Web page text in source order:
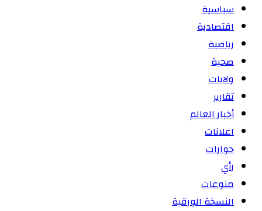
سياسية
اقتصادية
رياضية
صحية
ولايات
تقارير
أخبار العالم
اعلانات
حوارات
رأي
منوعات
النسخة الورقية